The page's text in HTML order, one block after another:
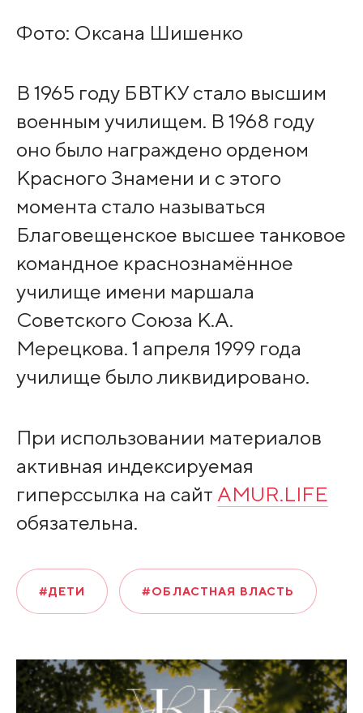
Фото: Оксана Шишенко
В 1965 году БВТКУ стало высшим
военным училищем. В 1968 году
оно было награждено орденом
Красного Знамени и с этого
момента стало называться
Благовещенское высшее танковое
командное краснознамённое
училище имени маршала
Советского Союза К.А.
Мерецкова. 1 апреля 1999 года
училище было ликвидировано.
При использовании материалов
активная индексируемая
гиперссылка на сайт AMUR.LIFE
обязательна.
#ДЕТИ #ОБЛАСТНАЯ ВЛАСТЬ